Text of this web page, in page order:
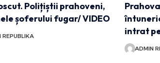
Polițiștii prahoveni,
șoferului fugar/ VIDEO
REPUBLIKA
intrat
ADMIN